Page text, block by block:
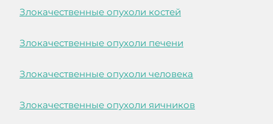
Злокачественные опухоли костей
Злокачественные опухоли печени
Злокачественные опухоли человека
Злокачественные опухоли яичников